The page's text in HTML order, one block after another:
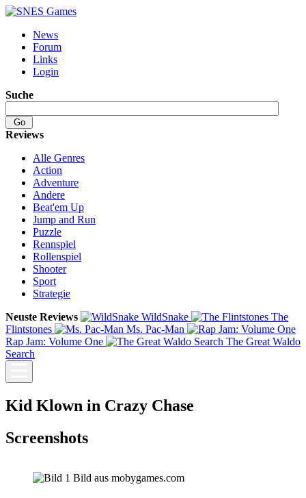
News
Forum
Links
Login
Suche
Reviews
Alle Genres
Action
Adventure
Andere
Beat'em Up
Jump and Run
Puzzle
Rennspiel
Rollenspiel
Shooter
Sport
Strategie
Neuste Reviews
WildSnake
The
Flintstones
Ms. Pac-Man
Rap Jam: Volume One
The Great Waldo
Search
Kid Klown in Crazy Chase
Screenshots
Bild aus mobygames.com